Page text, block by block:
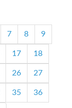
7 8 9
17 18
26 27
35 36